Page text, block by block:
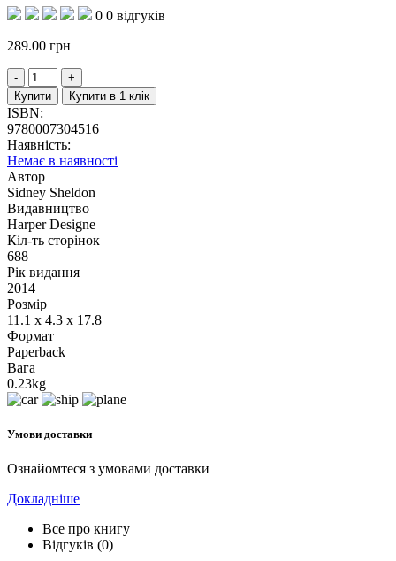
0 0 відгуків
289.00 грн
Купити Купити в 1 клік
ISBN:
9780007304516
Наявність:
Немає в наявності
Автор
Sidney Sheldon
Видавництво
Harper Designe
Кіл-ть сторінок
688
Рік видання
2014
Розмір
11.1 x 4.3 x 17.8
Формат
Paperback
Вага
0.23kg
Умови доставки
Ознайомтеся з умовами доставки
Докладніше
Все про книгу
Відгуків (0)